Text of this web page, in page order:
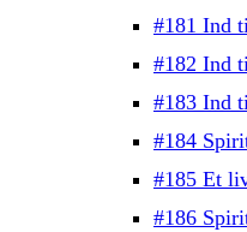
#181 Ind
#182 Ind
#183 Ind
#184
#185 Et
#186